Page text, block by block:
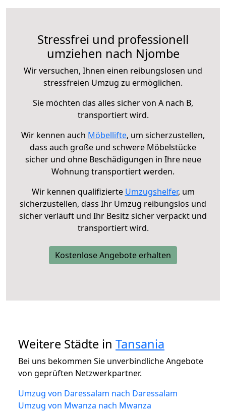
Stressfrei und professionell
umziehen nach Njombe
Wir versuchen, Ihnen einen reibungslosen und
stressfreien Umzug zu ermöglichen.
Sie möchten das alles sicher von A nach B,
transportiert wird.
Wir kennen auch Möbellifte, um sicherzustellen,
dass auch große und schwere Möbelstücke
sicher und ohne Beschädigungen in Ihre neue
Wohnung transportiert werden.
Wir kennen qualifizierte Umzugshelfer, um
sicherzustellen, dass Ihr Umzug reibungslos und
sicher verläuft und Ihr Besitz sicher verpackt und
transportiert wird.
Kostenlose Angebote erhalten
Weitere Städte in Tansania
Bei uns bekommen Sie unverbindliche Angebote
von geprüften Netzwerkpartner.
Umzug von Daressalam nach Daressalam
Umzug von Mwanza nach Mwanza